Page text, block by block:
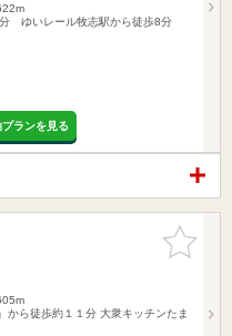
ゆいレール牧志駅から徒歩8分
ランを見る
お気に入
りに追加
から徒歩約１１分 大衆キッチンたま